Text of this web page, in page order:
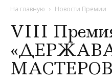
На главную Новости Премии
VIII
МАСТЕРОВ